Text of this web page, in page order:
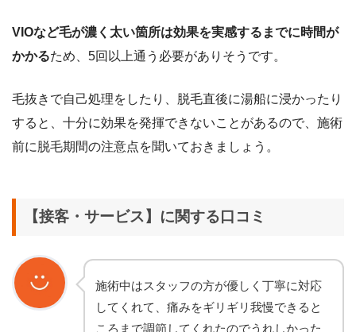
VIOなど毛が濃く太い箇所は効果を実感するまでに時間が
かかるため、5回以上通う必要がありそうです。
毛抜きで自己処理をしたり、脱毛直後に湯船に浸かったり
すると、十分に効果を発揮できないことがあるので、施術
前に脱毛期間の注意点を聞いておきましょう。
【接客・サービス】に関する口コミ
施術中はスタッフの方が優しく丁寧に対応
してくれて、痛みをギリギリ我慢できると
ころまで調節してくれたのでうれしかった